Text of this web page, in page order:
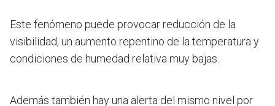
Este fenómeno puede provocar reducción de la
visibilidad, un aumento repentino de la temperatura y
condiciones de humedad relativa muy bajas.
Además también hay una alerta del mismo nivel por